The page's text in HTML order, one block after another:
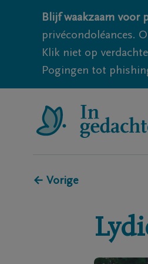
Blijf waakzaam
privécondoléances.
Klik niet op
Pogingen tot
← Vorige